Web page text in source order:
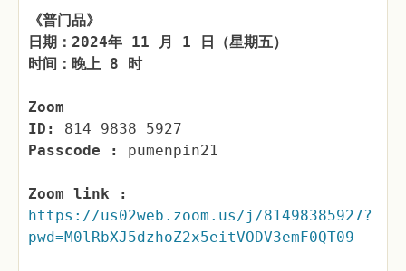
《普门品》
日期：2024年 11 月 1 日（星期五）
时间：晚上 8 时
Zoom
ID: 814 9838 5927
Passcode : pumenpin21
Zoom link :
https://us02web.zoom.us/j/81498385927?
pwd=M0lRbXJ5dzhoZ2x5eitVODV3emF0QT09